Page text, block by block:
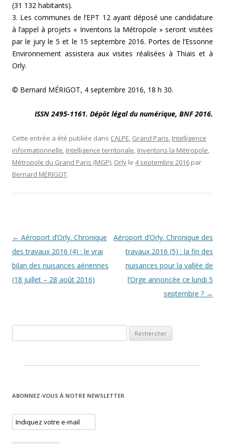
(31 132 habitants).
3. Les communes de l’EPT 12 ayant déposé une candidature
à l’appel à projets « Inventons la Métropole » seront visitées
par le jury le 5 et le 15 septembre 2016. Portes de l’Essonne
Environnement assistera aux visites réalisées à Thiais et à
Orly.
© Bernard MÉRIGOT, 4 septembre 2016, 18 h 30.
ISSN 2495-1161. Dépôt légal du numérique, BNF 2016.
Cette entrée a été publiée dans CALPE, Grand Paris, Intelligence
informationnelle, Intelligence territoriale, Inventons la Métropole,
Métropole du Grand Paris (MGP), Orly le 4 septembre 2016 par
Bernard MÉRIGOT.
Navigation des articles
← Aéroport d’Orly. Chronique
des travaux 2016 (4) : le vrai
bilan des nuisances aériennes
(18 juillet – 28 août 2016)
Aéroport d’Orly. Chronique des
travaux 2016 (5) : la fin des
nuisances pour la vallée de
l’Orge annoncée ce lundi 5
septembre ? →
ABONNEZ-VOUS À NOTRE NEWSLETTER